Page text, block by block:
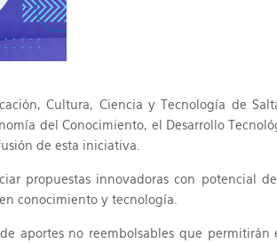
Cultura, Ciencia y Tecnología de
del Conocimiento, el Desarrollo
de esta iniciativa.
propuestas innovadoras con potencial
conocimiento y tecnología.
aportes no reembolsables que